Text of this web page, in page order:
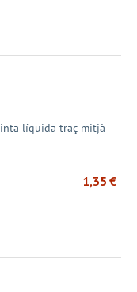
líquida traç mitjà
1,35 €